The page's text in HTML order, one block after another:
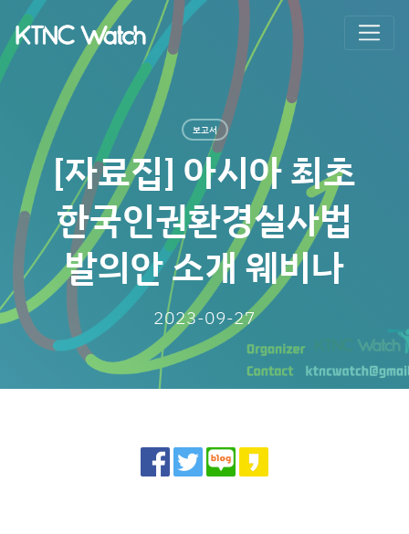
보고서
[자료집] 아시아 최초
한국인권환경실사법
발의안 소개 웨비나
2023-09-27
Share